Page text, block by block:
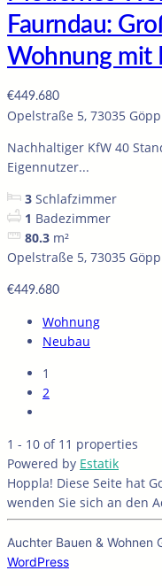
Faurndau:
Wohnung mit
€449.680
Opelstraße 5, 73035
Nachhaltiger KfW 40
Eigennutzer...
3 Schlafzimmer
1 Badezimmer
80.3 m²
Opelstraße 5, 73035
€449.680
Wohnung
Neubau
1
2
1 - 10 of 11 properties
Powered by Estatik
Hoppla! Diese Seite hat
wenden Sie sich an den
Auchter Bauen &
WordPress